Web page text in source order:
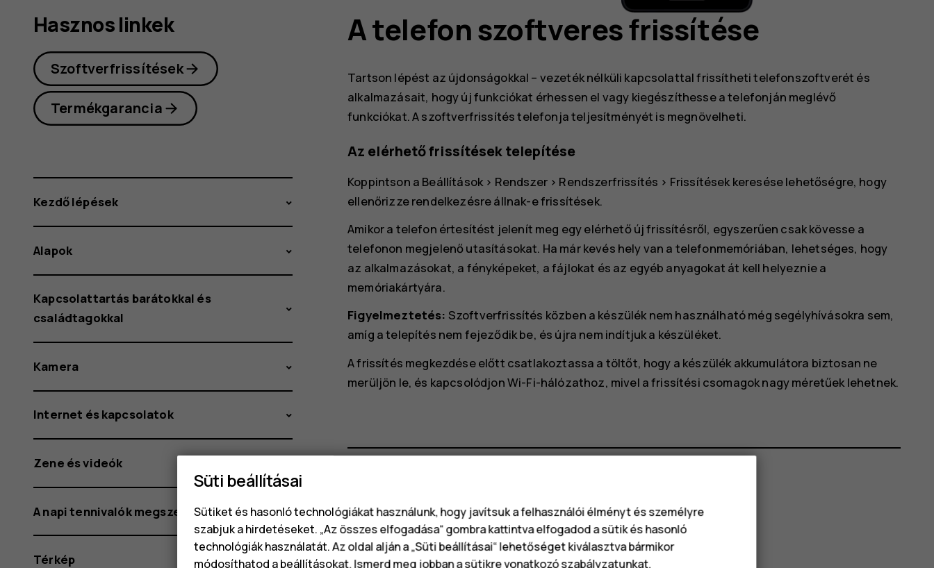
A telefon szoftveres frissítése
Tartson lépést az újdonságokkal – vezeték nélküli kapcsolattal frissítheti telefonszoftverét és
alkalmazásait, hogy új funkciókat érhessen el vagy kiegészíthesse a telefonján meglévő
funkciókat. A szoftverfrissítés telefonja teljesítményét is megnövelheti.
Az elérhető frissítések telepítése
Koppintson a Beállítások> Rendszer> Rendszerfrissítés > Frissítések kereséselehetőségre, hogy
ellenőrizze rendelkezésre állnak-e frissítések.
Amikor a telefon értesítést jelenít meg egy elérhető új frissítésről, egyszerűen csak kövesse a
telefonon megjelenő utasításokat. Ha már kevés hely van a telefonmemóriában, lehetséges, hogy
az alkalmazásokat, a fényképeket, a fájlokat és az egyéb anyagokat át kell helyeznie a
memóriakártyára.
Figyelmeztetés: Szoftverfrissítés közben a készülék nem használható még segélyhívásokra sem,
amíg a telepítés nem fejeződik be, és újra nem indítjuk a készüléket.
A frissítés megkezdése előtt csatlakoztassa a töltőt, hogy a készülék akkumulátora biztosan ne
merüljön le, és kapcsolódjon Wi-Fi-hálózathoz, mivel a frissítési csomagok nagy méretűek lehetnek.
Igen Nem
Hasznos linkek
Szoftverfrissítések
Termékgarancia
Kezdő lépések
Alapok
Kapcsolattartás barátokkal és
családtagokkal
Kamera
Internet és kapcsolatok
Zene és videók
A napi tennivalók megszervezése
Térkép
Süti beállításai
Sütiket és hasonló technológiákat használunk, hogy javítsuk a felhasználói élményt és személyre
szabjuk a hirdetéseket. „Az összes elfogadása“ gombra kattintva elfogadod a sütik és hasonló
technológiák használatát. Az oldal alján a „Süti beállításai“ lehetőséget kiválasztva bármikor
módosíthatod a beállításokat. Ismerd meg jobban asütikre vonatkozó szabályzatunkat.